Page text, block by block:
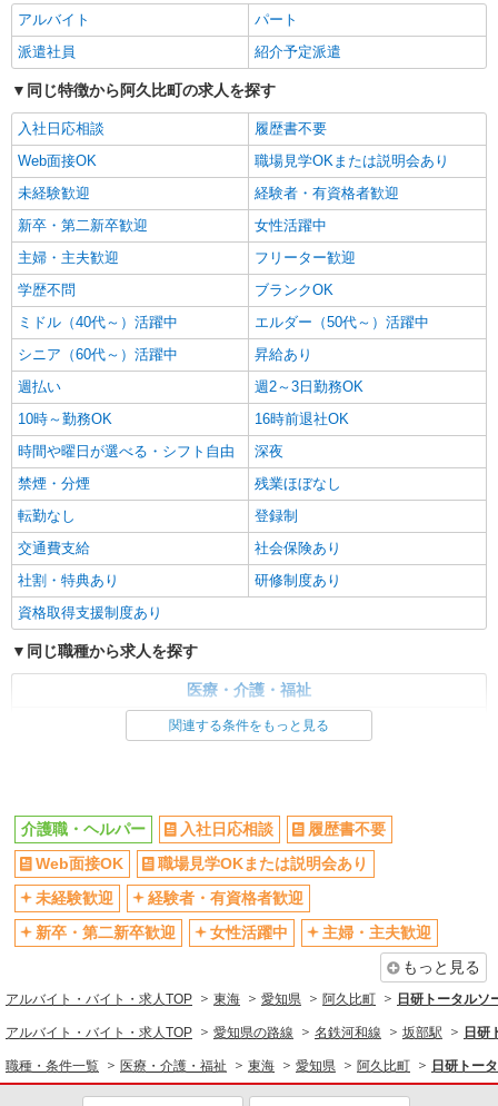
アルバイト
パート
派遣社員
紹介予定派遣
同じ特徴から阿久比町の求人を探す
入社日応相談
履歴書不要
Web面接OK
職場見学OKまたは説明会あり
未経験歓迎
経験者・有資格者歓迎
新卒・第二新卒歓迎
女性活躍中
主婦・主夫歓迎
フリーター歓迎
学歴不問
ブランクOK
ミドル（40代～）活躍中
エルダー（50代～）活躍中
シニア（60代～）活躍中
昇給あり
週払い
週2～3日勤務OK
10時～勤務OK
16時前退社OK
時間や曜日が選べる・シフト自由
深夜
禁煙・分煙
残業ほぼなし
転勤なし
登録制
交通費支給
社会保険あり
社割・特典あり
研修制度あり
資格取得支援制度あり
同じ職種から求人を探す
医療・介護・福祉
週2～3日勤務OK
深夜
交通費支給
社会保険あり
関連する条件をもっと見る
介護職・ヘルパー 入社日応相談
履歴書不要
Web面接OK
職場見学OKまたは説明会あり
未経験歓迎
経験者・有資格者歓迎
新卒・第二新卒歓迎
女性活躍中
主婦・主夫歓迎
もっと見る
アルバイト・バイト・求人TOP 東海 愛知県 阿久比町 日研トータル
アルバイト・バイト・求人TOP 愛知県の路線 名鉄河和線 坂部駅 日研
職種・条件一覧 医療・介護・福祉 東海 愛知県 阿久比町 日研トー